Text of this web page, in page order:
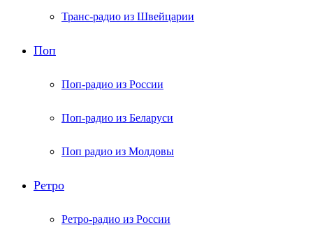
Транс-радио из Швейцарии
Поп
Поп-радио из России
Поп-радио из Беларуси
Поп радио из Молдовы
Ретро
Ретро-радио из России